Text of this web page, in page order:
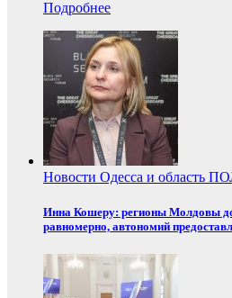
Подробнее
Новости Одесса и область
Инна Кошеру: регионы Молдовы
равномерно, автономий